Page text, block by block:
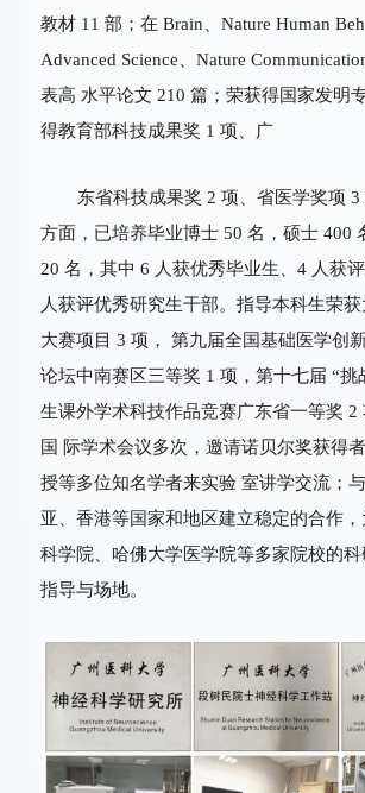
教材 11 部；在 Brain Nature Human
Advanced Science
Nature
表高 水平论文 210 篇；荣获得国家发明
得教育部科技成果奖 1 项、广
东省科技成果奖 2 项、省医学奖项
方面，已培养毕业博士 50 名，硕士 400
20 名，其中 6 人获优秀毕业生、4 人获
人获评优秀研究生干部。指导本科生荣
大赛项目 3 项， 第九届全国基础医学创
论坛中南赛区三等奖 1 项，第十七届 “挑
生课外学术科技作品竞赛广东省一等奖 2
国 际学术会议多次，邀请诺贝尔奖获得
授等多位知名学者来实验 室讲学交流；
亚、香港等国家和地区建立稳定的合作
科学院、哈佛大学医学院等多家院校的
指导与场地。